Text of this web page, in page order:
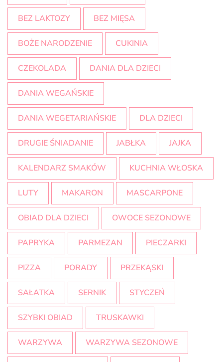
BEZ LAKTOZY BEZ MIĘSA
BOŻE NARODZENIE CUKINIA
CZEKOLADA DANIA DLA DZIECI
DANIA WEGAŃSKIE
DANIA WEGETARIAŃSKIE DLA DZIECI
DRUGIE ŚNIADANIE JABŁKA JAJKA
KALENDARZ SMAKÓW KUCHNIA WŁOSKA
LUTY MAKARON MASCARPONE
OBIAD DLA DZIECI OWOCE SEZONOWE
PAPRYKA PARMEZAN PIECZARKI
PIZZA PORADY PRZEKĄSKI
SAŁATKA SERNIK STYCZEŃ
SZYBKI OBIAD TRUSKAWKI
WARZYWA WARZYWA SEZONOWE